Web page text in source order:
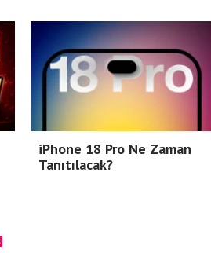
iPhone 18 Pro Ne Zaman
Tanıtılacak?